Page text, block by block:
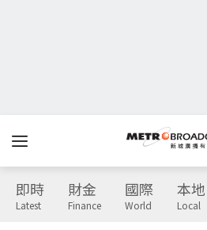
即時
Latest
財金
Finance
國際
World
本地
Local